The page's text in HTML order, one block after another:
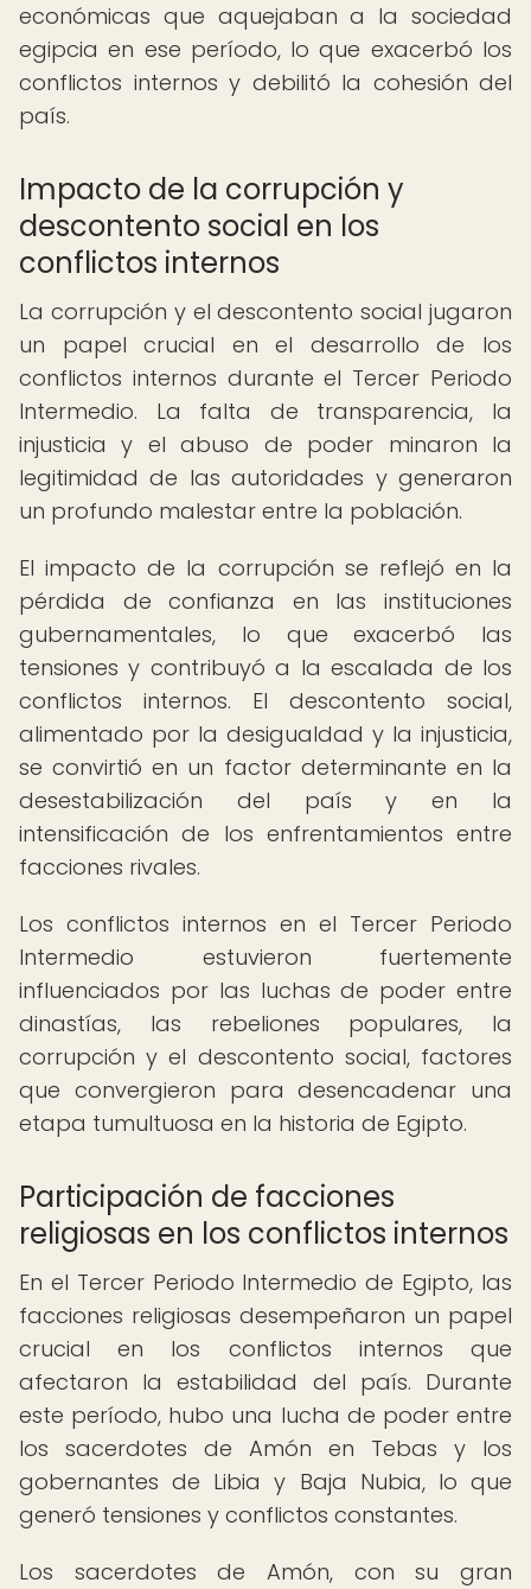
económicas que aquejaban a la sociedad
egipcia en ese período, lo que exacerbó los
conflictos internos y debilitó la cohesión del
país.
Impacto de la corrupción y
descontento social en los
conflictos internos
La corrupción y el descontento social jugaron
un papel crucial en el desarrollo de los
conflictos internos durante el Tercer Periodo
Intermedio. La falta de transparencia, la
injusticia y el abuso de poder minaron la
legitimidad de las autoridades y generaron
un profundo malestar entre la población.
El impacto de la corrupción se reflejó en la
pérdida de confianza en las instituciones
gubernamentales, lo que exacerbó las
tensiones y contribuyó a la escalada de los
conflictos internos. El descontento social,
alimentado por la desigualdad y la injusticia,
se convirtió en un factor determinante en la
desestabilización del país y en la
intensificación de los enfrentamientos entre
facciones rivales.
Los conflictos internos en el Tercer Periodo
Intermedio estuvieron fuertemente
influenciados por las luchas de poder entre
dinastías, las rebeliones populares, la
corrupción y el descontento social, factores
que convergieron para desencadenar una
etapa tumultuosa en la historia de Egipto.
Participación de facciones
religiosas en los conflictos internos
En el Tercer Periodo Intermedio de Egipto, las
facciones religiosas desempeñaron un papel
crucial en los conflictos internos que
afectaron la estabilidad del país. Durante
este período, hubo una lucha de poder entre
los sacerdotes de Amón en Tebas y los
gobernantes de Libia y Baja Nubia, lo que
generó tensiones y conflictos constantes.
Los sacerdotes de Amón, con su gran